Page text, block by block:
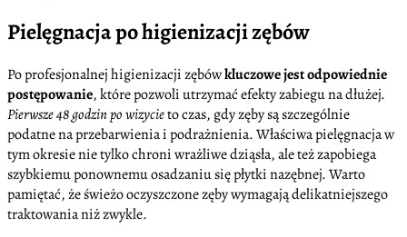
Pielęgnacja po higienizacji zębów
Po profesjonalnej higienizacji zębówkluczowe jest odpowiednie
postępowanie, które pozwoli utrzymać efekty zabiegu na dłużej.
Pierwsze 48 godzin po wizycieto czas, gdy zęby są szczególnie
podatne na przebarwienia i podrażnienia. Właściwa pielęgnacja w
tym okresie nie tylko chroni wrażliwe dziąsła, ale też zapobiega
szybkiemu ponownemu osadzaniu się płytki nazębnej. Warto
pamiętać, że świeżo oczyszczone zęby wymagają delikatniejszego
traktowania niż zwykle.